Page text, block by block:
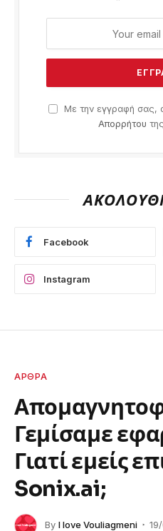
Με την εγγραφή σας,
Απορρήτου
Facebook
Instagram
ΆΡΘΡΑ
Γεμίσαμε
Γιατί εμείς
Sonix.ai;
By I love Vouliagmeni